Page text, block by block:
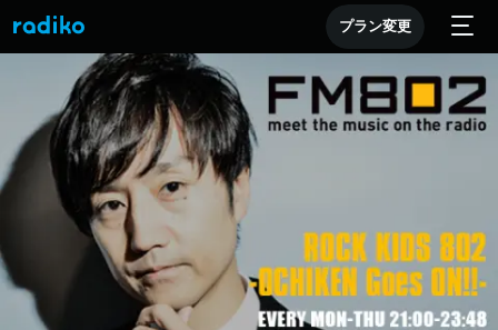
プラン変更